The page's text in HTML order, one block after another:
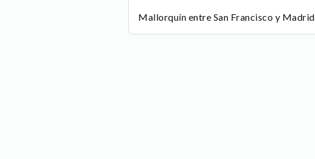
Mallorquín entre San Francisco y Madrid